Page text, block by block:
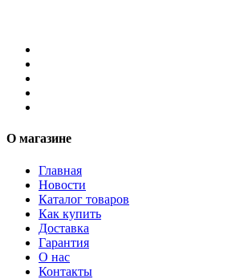
О магазине
Главная
Новости
Каталог товаров
Как купить
Доставка
Гарантия
О нас
Контакты